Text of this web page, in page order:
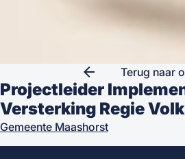
arrow_back Terug naar
Projectleider
Versterking Regie
Gemeente Maashorst